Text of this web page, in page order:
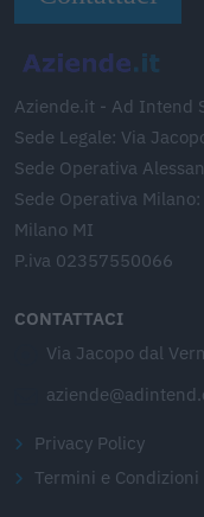
Aziende.it - Ad Intend
Sede Legale: Via
Sede Operativa
Sede Operativa
Milano MI
P.iva 02357550066
CONTATTACI
Via Jacopo dal
Privacy Policy
Termini e Condizioni